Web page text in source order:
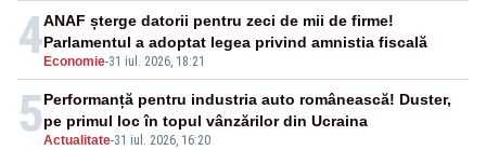
4 Economie-31 iul. 2026, 18:21
ANAF șterge datorii pentru zeci de mii de firme!
Parlamentul a adoptat legea privind amnistia fiscală
5Actualitate-31 iul. 2026, 16:20
Performanță pentru industria auto românească! Duster,
pe primul loc în topul vânzărilor din Ucraina